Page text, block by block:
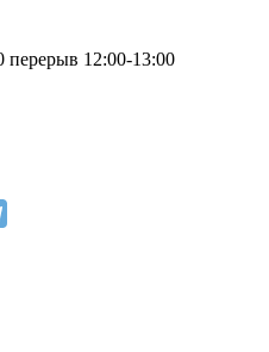
перерыв 12:00-13:00